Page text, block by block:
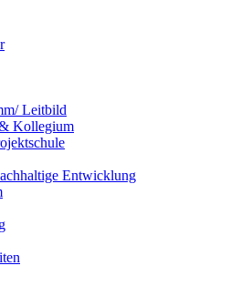
Leitbild
Kollegium
Entwicklung